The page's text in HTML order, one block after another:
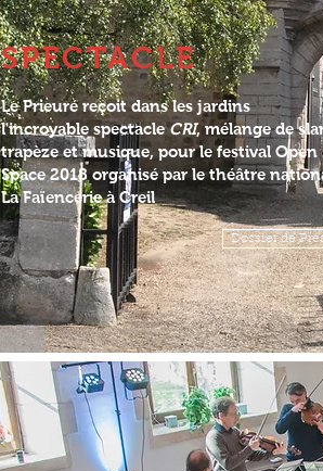
SPECTACLE
Le Prieuré reçoit dans les jardins
l'incroyable spectacleCRI, mélange de
trapèze et musique, pour le festival Open
Space 2018 organisé par le théâtre
La Faïencerie à Creil
Dossier de